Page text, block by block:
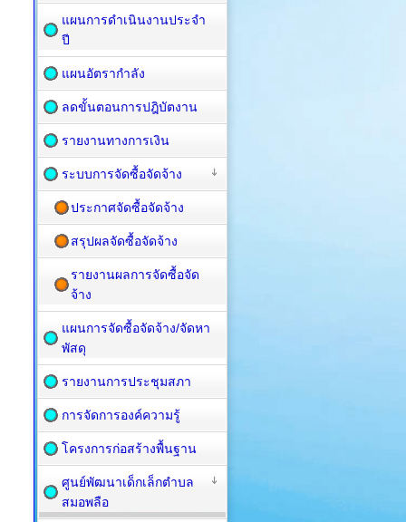
แผนการดำเนินงานประจำ
ปี
แผนอัตรากำลัง
ลดขั้นตอนการปฎิบัตงาน
รายงานทางการเงิน
ระบบการจัดซื้อจัดจ้าง
ประกาศจัดซื้อจัดจ้าง
สรุปผลจัดซื้อจัดจ้าง
รายงานผลการจัดซื้อจัด
จ้าง
แผนการจัดซื้อ​จัดจ้าง/จัดหา
พัสดุ
รายงานการประชุมสภา
การจัดการองค์ความรู้
โครงการก่อสร้างพื้นฐาน
ศูนย์พัฒนาเด็กเล็กตำบล
สมอพลือ